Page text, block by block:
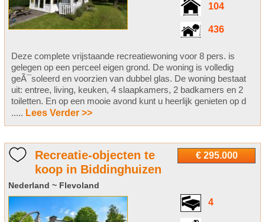
104
436
Deze complete vrijstaande recreatiewoning voor 8 pers. is
gelegen op een perceel eigen grond. De woning is volledig
geÃ¯soleerd en voorzien van dubbel glas. De woning bestaat
uit: entree, living, keuken, 4 slaapkamers, 2 badkamers en 2
toiletten. En op een mooie avond kunt u heerlijk genieten op d
..... Lees Verder >>
€ 295.000
Recreatie-objecten te
koop in Biddinghuizen
Nederland ~ Flevoland
4